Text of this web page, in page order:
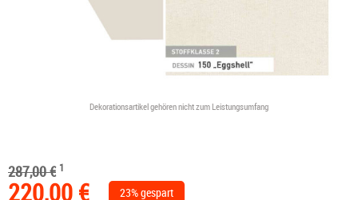
Dekorationsartikel gehören nicht zum Leistungsumfang
287,00 € 1
220,00 € 23% gespart